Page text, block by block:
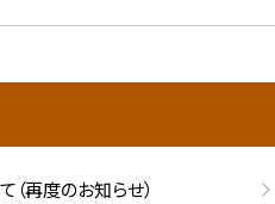
再度のお知らせ）